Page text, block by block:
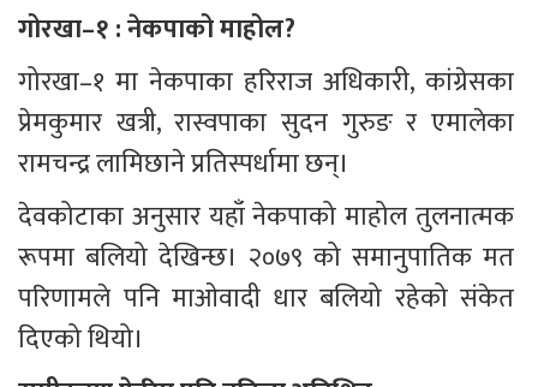
गोरखा–१ : नेकपाको माहोल?
गोरखा–१ मा नेकपाका हरिराज अधिकारी, कांग्रेसका
प्रेमकुमार खत्री, रास्वपाका सुदन गुरुङ र एमालेका
रामचन्द्र लामिछाने प्रतिस्पर्धामा छन्।
देवकोटाका अनुसार यहाँ नेकपाको माहोल तुलनात्मक
रूपमा बलियो देखिन्छ। २०७९ को समानुपातिक मत
परिणामले पनि माओवादी धार बलियो रहेको संकेत
दिएको थियो।